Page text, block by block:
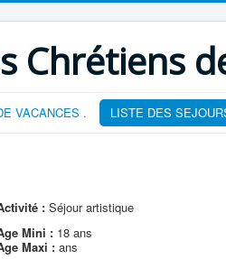
Chrétiens
VACANCES . LISTE DES
: Séjour artistique
Mini : 18 ans
Maxi : ans